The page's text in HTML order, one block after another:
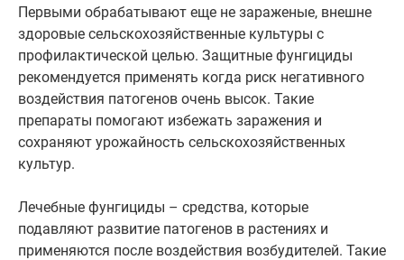
Первыми обрабатывают еще не зараженые, внешне
здоровые сельскохозяйственные культуры с
профилактической целью. Защитные фунгициды
рекомендуется применять когда риск негативного
воздействия патогенов очень высок. Такие
препараты помогают избежать заражения и
сохраняют урожайность сельскохозяйственных
культур.
Лечебные фунгициды – средства, которые
подавляют развитие патогенов в растениях и
применяются после воздействия возбудителей. Такие